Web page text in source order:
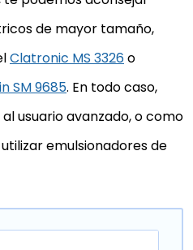
de mayor tamaño,
Clatronic MS 3326o
SM 9685. En todo caso,
usuario avanzado, o como
emulsionadores de